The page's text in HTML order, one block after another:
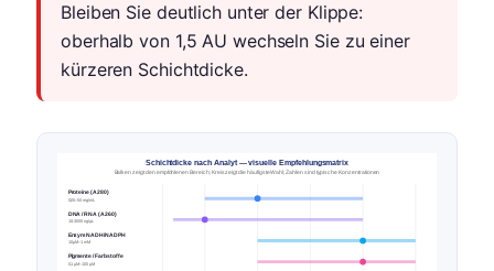
Bleiben Sie deutlich unter der Klippe:
oberhalb von 1,5 AU wechseln Sie zu einer
kürzeren Schichtdicke.
Schichtdicke nach Analyt — visuelle Empfehlungsmatrix
Balken zeigt den empfohlenen Bereich; Kreis zeigt die häufigste Wahl; Zahlen sind typische Konzentrationen
Proteine (A280)
0,05–50 mg/mL
DNA / RNA (A260)
10–3000 ng/µL
Enzym NADH/NADPH
10 µM–1 mM
Pigmente / Farbstoffe
0,1 µM–100 µM